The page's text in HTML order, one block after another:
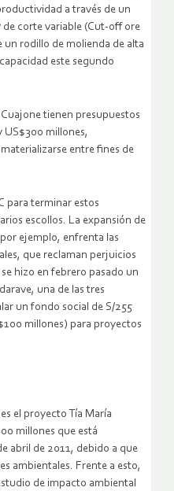
a través de un
corte variable (Cut-off ore
rodillo de molienda de alta
este segundo
tienen presupuestos
US$300 millones,
entre fines de
para terminar estos
escollos. La expansión de
ejemplo, enfrenta las
que reclaman perjuicios
hizo en febrero pasado un
una de las tres
un fondo social de S/255
millones) para proyectos
el proyecto Tía María
millones que está
abril de 2011, debido a que
ambientales. Frente a esto,
de impacto ambiental